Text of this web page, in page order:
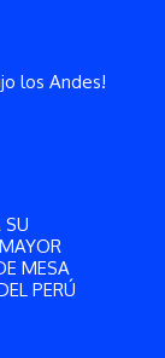
los Andes!
SU
MESA
PERÚ